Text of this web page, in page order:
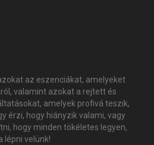
az eszenciákat, amelyeket
valamint azokat a rejtett és
amelyek profivá teszik,
érzi, hogy hiányzik valami, vagy
hogy minden tökéletes legyen,
lépni velünk!